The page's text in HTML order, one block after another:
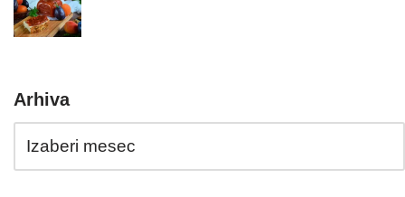
Arhiva